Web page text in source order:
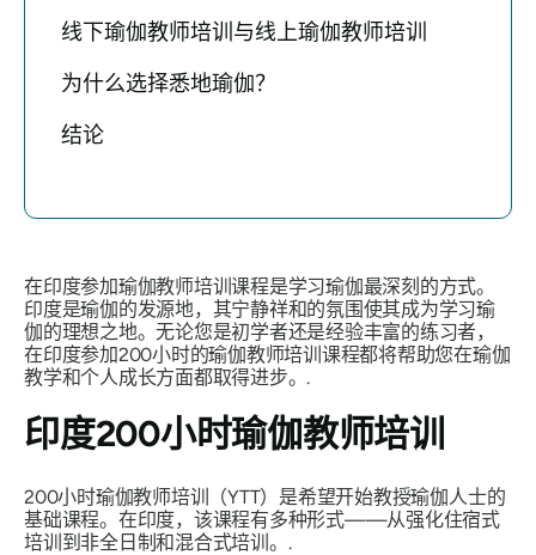
线下瑜伽教师培训与线上瑜伽教师培训
为什么选择悉地瑜伽？
结论
在印度参加瑜伽教师培训课程是学习瑜伽最深刻的方式。
印度是瑜伽的发源地，其宁静祥和的氛围使其成为学习瑜
伽的理想之地。无论您是初学者还是经验丰富的练习者，
在印度参加200小时的瑜伽教师培训课程都将帮助您在瑜伽
教学和个人成长方面都取得进步。.
印度200小时瑜伽教师培训
200小时瑜伽教师培训（YTT）是希望开始教授瑜伽人士的
基础课程。在印度，该课程有多种形式——从强化住宿式
培训到非全日制和混合式培训。.